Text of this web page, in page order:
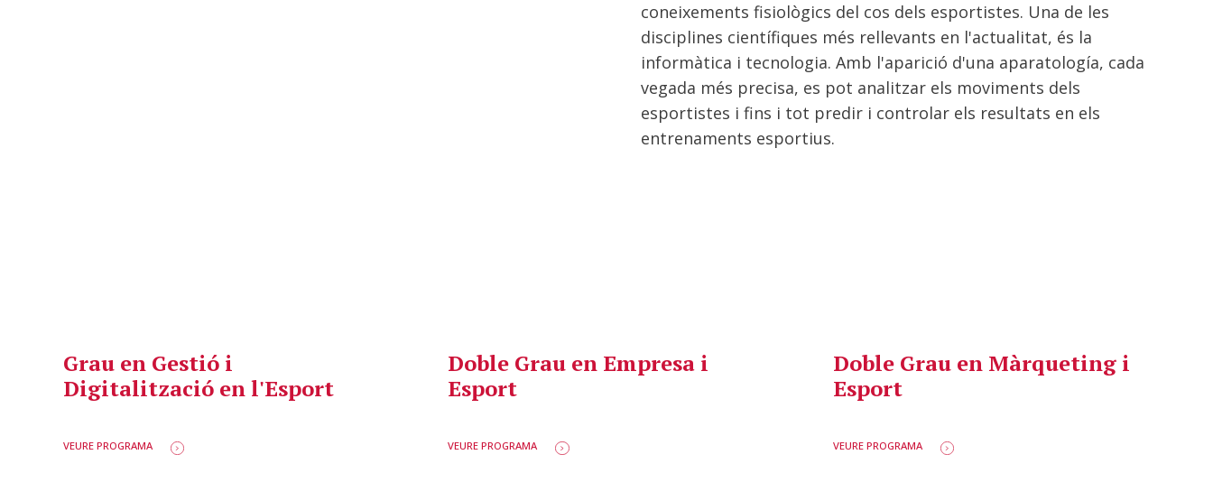
coneixements fisiològics del cos dels esportistes. Una de les
disciplines científiques més rellevants en l'actualitat, és la
informàtica i tecnologia. Amb l'aparició d'una aparatología, cada
vegada més precisa, es pot analitzar els moviments dels
esportistes i fins i tot predir i controlar els resultats en els
entrenaments esportius.
Grau en Gestió i
Digitalització en l'Esport
VEURE PROGRAMA
Doble Grau en Empresa i
Esport
VEURE PROGRAMA
Doble Grau en Màrqueting i
Esport
VEURE PROGRAMA